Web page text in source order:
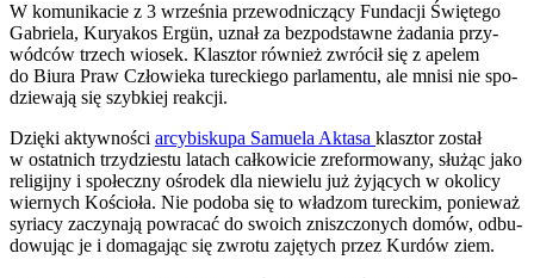
W komu­ni­ka­cie z 3 wrze­śnia prze­wod­ni­czą­cy Fun­da­cji Świę­te­go
Gabrie­la, Kury­akos Ergün, uznał za bez­pod­staw­ne żada­nia przy­
wód­ców trzech wio­sek. Klasz­tor rów­nież zwró­cił się z ape­lem
do Biu­ra Praw Czło­wie­ka turec­kie­go par­la­men­tu, ale mni­si nie spo­
dzie­wa­ją się szyb­kiej reak­cji.
Dzię­ki aktyw­no­ści arcy­bi­sku­pa Samu­ela Akta­sa klasz­tor został
w ostat­nich trzy­dzie­stu latach cał­ko­wi­cie zre­for­mo­wa­ny, słu­żąc jako
reli­gij­ny i spo­łecz­ny ośro­dek dla nie­wie­lu już żyją­cych w oko­li­cy
wier­nych Kościo­ła. Nie podo­ba się to wła­dzom turec­kim, ponie­waż
syria­cy zaczy­na­ją powra­cać do swo­ich znisz­czo­nych domów, odbu­
do­wu­jąc je i doma­ga­jąc się zwro­tu zaję­tych przez Kur­dów ziem.